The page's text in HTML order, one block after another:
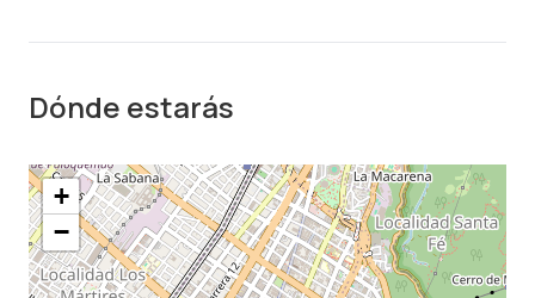
Dónde estarás
+
−